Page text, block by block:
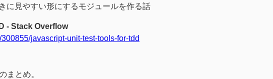
に見やすい形にするモジュールを作る話
- Stack Overflow
javascript-unit-test-tools-for-tdd
まとめ。